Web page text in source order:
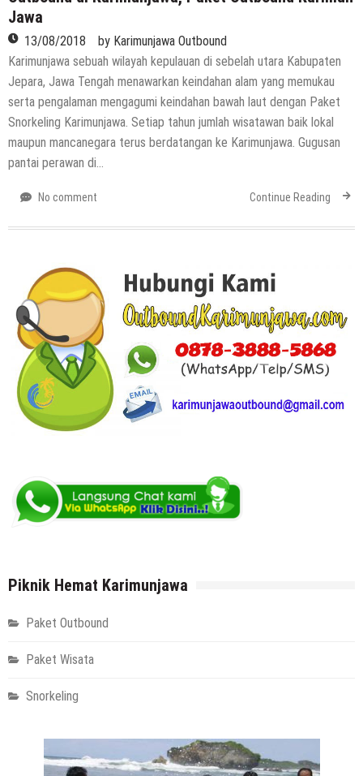
Jawa
13/08/2018 by Karimunjawa Outbound
Karimunjawa sebuah wilayah kepulauan di sebelah utara Kabupaten
Jepara, Jawa Tengah menawarkan keindahan alam yang memukau
serta pengalaman mengagumi keindahan bawah laut dengan Paket
Snorkeling Karimunjawa. Setiap tahun jumlah wisatawan baik lokal
maupun mancanegara terus berdatangan ke Karimunjawa. Gugusan
pantai perawan di…
No comment Continue Reading
Piknik Hemat Karimunjawa
Paket Outbound
Paket Wisata
Snorkeling